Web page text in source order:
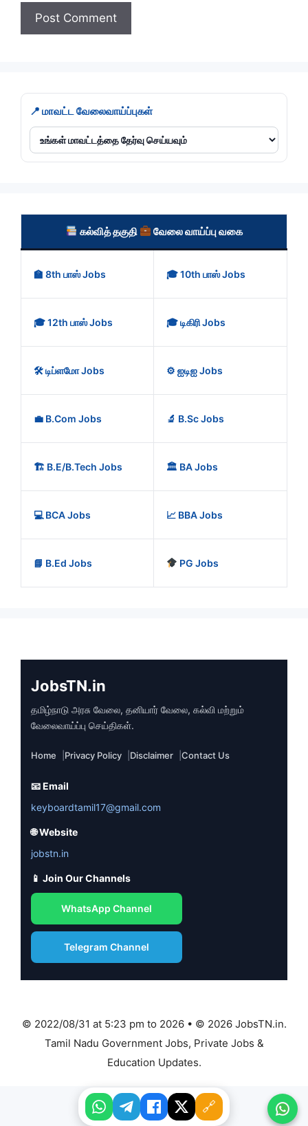
📍 மாவட்ட வேலைவாய்ப்புகள்
கல்வித் தகுதி வேலை வாய்ப்பு வகை
🏫 8th பாஸ் Jobs 🎓 10th பாஸ் Jobs
🎓 12th பாஸ் Jobs 🎓 டிகிரி Jobs
🛠️ டிப்ளமோ Jobs ⚙️ ஐடிஐ Jobs
💼 B.Com Jobs 🔬 B.Sc Jobs
🏗️ B.E/B.Tech Jobs 🏛️ BA Jobs
💻 BCA Jobs 📈 BBA Jobs
📘 B.Ed Jobs PG Jobs
JobsTN.in
தமிழ்நாடு அரசு வேலை, தனியார் வேலை, கல்வி மற்றும்
வேலைவாய்ப்பு செய்திகள்.
Home Privacy Policy Disclaimer Contact Us
📧 Email
keyboardtamil17@gmail.com
🌐 Website
jobstn.in
📱 Join Our Channels
WhatsApp Channel
Telegram Channel
© 2022/08/31 at 5:23 pm to 2026 • © 2026 JobsTN.in.
Tamil Nadu Government Jobs, Private Jobs &
Education Updates.
🔗